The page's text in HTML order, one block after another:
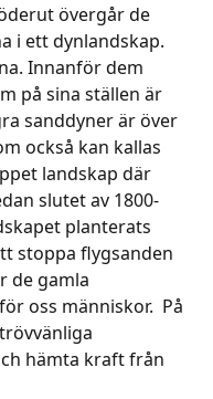
övergår de
i ett dynlandskap.
Innanför dem
på sina ställen är
sanddyner är över
också kan kallas
landskap där
slutet av 1800-
planterats
stoppa flygsanden
de gamla
oss människor. På
hämta kraft från